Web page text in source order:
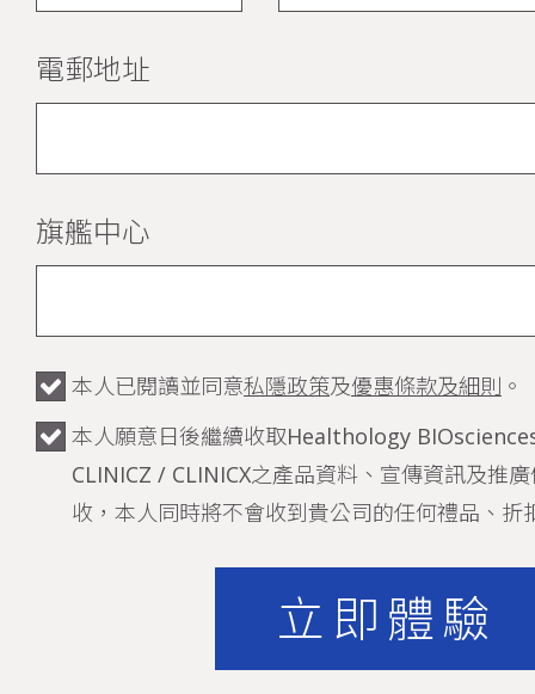
電郵地址
旗艦中心
本人已閱讀並同意私隱政策及優惠條款及細則 。
本人願意日後繼續收取Healthology
CLINICZ / CLINICX之產品資料、宣傳資訊及推
收，本人同時將不會收到貴公司的任何禮品、折
立即體驗